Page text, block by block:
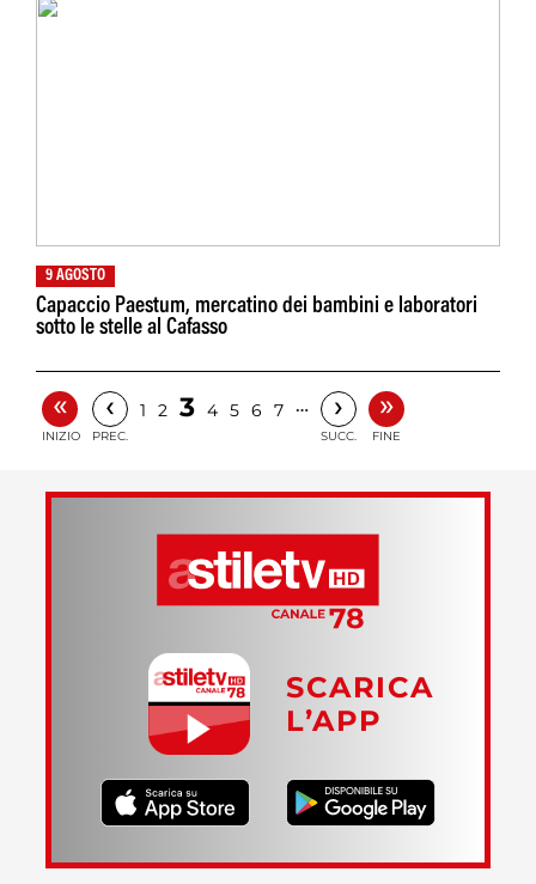
9 AGOSTO
Capaccio Paestum, mercatino dei bambini e laboratori
sotto le stelle al Cafasso
«
INIZIO
‹
PREC.
1 2 3 4 5 6 7 … ›
SUCC.
»
FINE
SCARICA
L’APP